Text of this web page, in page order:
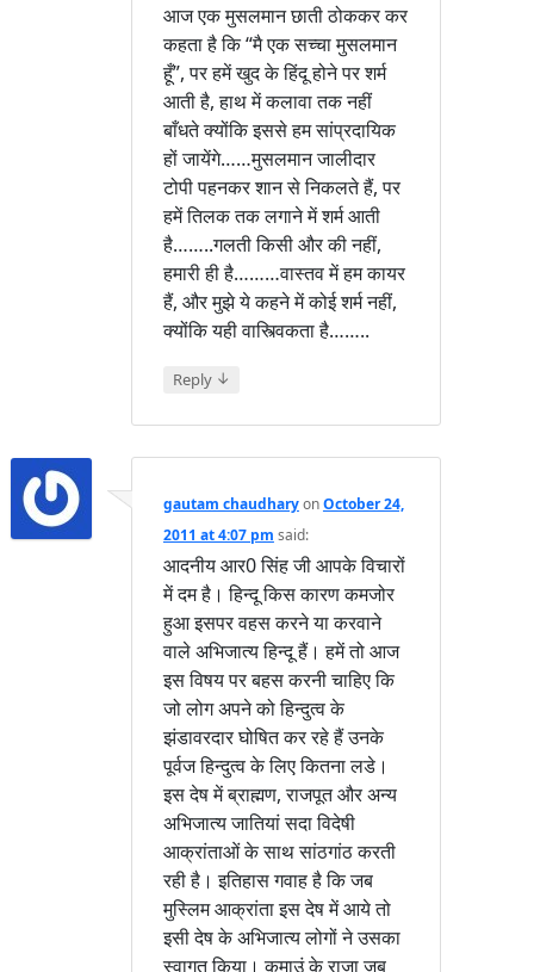
आज एक मुसलमान छाती ठोककर कर
कहता है कि “मै एक सच्चा मुसलमान
हूँ”, पर हमें खुद के हिंदू होने पर शर्म
आती है, हाथ में कलावा तक नहीं
बाँधते क्योंकि इससे हम सांप्रदायिक
हों जायेंगे……मुसलमान जालीदार
टोपी पहनकर शान से निकलते हैं, पर
हमें तिलक तक लगाने में शर्म आती
है……..गलती किसी और की नहीं,
हमारी ही है………वास्तव में हम कायर
हैं, और मुझे ये कहने में कोई शर्म नहीं,
क्योंकि यही वास्त्विकता है……..
Reply ↓
gautam chaudharyonOctober 24,
2011 at 4:07 pm said:
आदनीय आर0 सिंह जी आपके विचारों
में दम है। हिन्दू किस कारण कमजोर
हुआ इसपर वहस करने या करवाने
वाले अभिजात्य हिन्दू हैं। हमें तो आज
इस विषय पर बहस करनी चाहिए कि
जो लोग अपने को हिन्दुत्व के
झंडावरदार घोषित कर रहे हैं उनके
पूर्वज हिन्दुत्व के लिए कितना लडे।
इस देष में ब्राह्मण, राजपूत और अन्य
अभिजात्य जातियां सदा विदेषी
आक्रांताओं के साथ सांठगांठ करती
रही है। इतिहास गवाह है कि जब
मुस्लिम आक्रांता इस देष में आये तो
इसी देष के अभिजात्य लोगों ने उसका
स्वागत किया। कुमाउं के राजा जब